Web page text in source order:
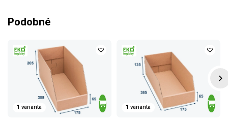
Podobné
1 varianta 1 varianta